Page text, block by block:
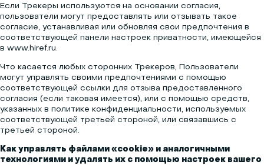
Если Трекеры используются на основании согласия,
пользователи могут предоставлять или отзывать такое
согласие, устанавливая или обновляя свои предпочтения в
соответствующей панели настроек приватности, имеющейся
в www.hiref.ru.
Что касается любых сторонних Трекеров, Пользователи
могут управлять своими предпочтениями с помощью
соответствующей ссылки для отзыва предоставленного
согласия (если таковая имеется), или с помощью средств,
указанных в политике конфиденциальности, используемых
соответствующей третьей стороной, или связавшись с
третьей стороной.
Как управлять файлами «cookie» и аналогичными
технологиями и удалять их с помощью настроек вашего